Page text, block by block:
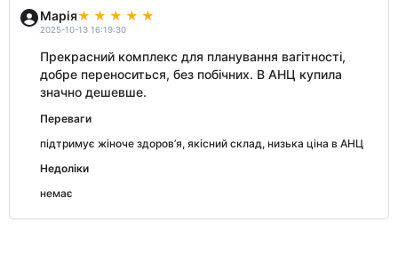
Марія
2025-10-13 16:19:30
Прекрасний комплекс для планування вагітності,
добре переноситься, без побічних. В АНЦ купила
значно дешевше.
Переваги
підтримує жіноче здоров’я, якісний склад, низька ціна в АНЦ
Недоліки
немає